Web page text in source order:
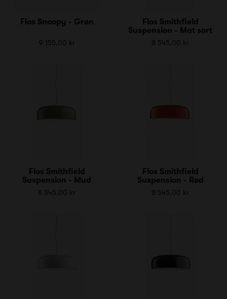
Flos Snoopy - Grøn
9 155,00 kr
Flos Smithfield
Suspension - Mat sort
8 545,00 kr
Flos Smithfield
Suspension - Mud
8 545,00 kr
Flos Smithfield
Suspension - Rød
8 545,00 kr